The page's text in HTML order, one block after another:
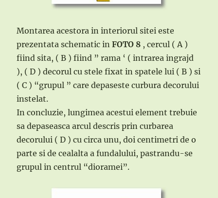
Montarea acestora in interiorul sitei este
prezentata schematic inFOTO 8 , cercul ( A )
fiind sita, ( B ) fiind ” rama ‘ ( intrarea ingrajd
), ( D ) decorul cu stele fixat in spatele lui ( B ) si
( C ) “grupul ” care depaseste curbura decorului
instelat.
In concluzie, lungimea acestui element trebuie
sa depaseasca arcul descris prin curbarea
decorului ( D ) cu circa unu, doi centimetri de o
parte si de cealalta a fundalului, pastrandu-se
grupul in centrul “dioramei”.